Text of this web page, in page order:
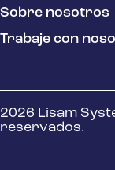
Sobre nosotros
Trabaje con
2026 Lisam
reservados.